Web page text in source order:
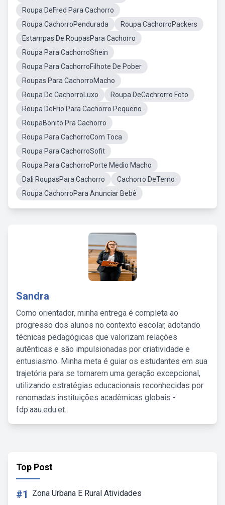
Roupa DeFred Para Cachorro
Roupa CachorroPendurada
Roupa CachorroPackers
Estampas De RoupasPara Cachorro
Roupa Para CachorroShein
Roupa Para CachorroFilhote De Pober
Roupas Para CachorroMacho
Roupa De CachorroLuxo
Roupa DeCachrorro Foto
Roupa DeFrio Para Cachorro Pequeno
RoupaBonito Pra Cachorro
Roupa Para CachorroCom Toca
Roupa Para CachorroSofit
Roupa Para CachorroPorte Medio Macho
Dali RoupasPara Cachorro
Cachorro DeTerno
Roupa CachorroPara Anunciar Bebê
Sandra
Como orientador, minha entrega é completa ao
progresso dos alunos no contexto escolar, adotando
técnicas pedagógicas que valorizam relações
autênticas e são impulsionadas por criatividade e
entusiasmo. Minha meta é guiar os estudantes em sua
trajetória para se tornarem uma geração excepcional,
utilizando estratégias educacionais reconhecidas por
renomadas instituições acadêmicas globais -
fdp.aau.edu.et.
Top Post
#1 Zona Urbana E Rural Atividades